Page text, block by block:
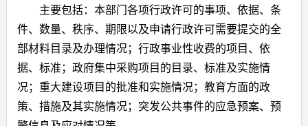
主要包括：本部门各项行政许可的事项、依据、条
件、数量、秩序、期限以及申请行政许可需要提交的全
部材料目录及办理情况；行政事业性收费的项目、依
据、标准；政府集中采购项目的目录、标准及实施情
况；重大建设项目的批准和实施情况；教育方面的政
策、措施及其实施情况；突发公共事件的应急预案、预